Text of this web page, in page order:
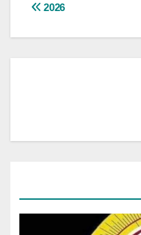
2026